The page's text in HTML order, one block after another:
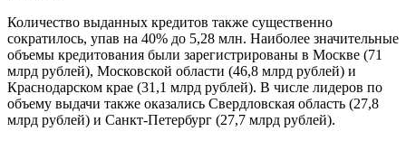
Количество выданных кредитов также существенно
сократилось, упав на 40% до 5,28 млн. Наиболее значительные
объемы кредитования были зарегистрированы в Москве (71
млрд рублей), Московской области (46,8 млрд рублей) и
Краснодарском крае (31,1 млрд рублей). В числе лидеров по
объему выдачи также оказались Свердловская область (27,8
млрд рублей) и Санкт-Петербург (27,7 млрд рублей).